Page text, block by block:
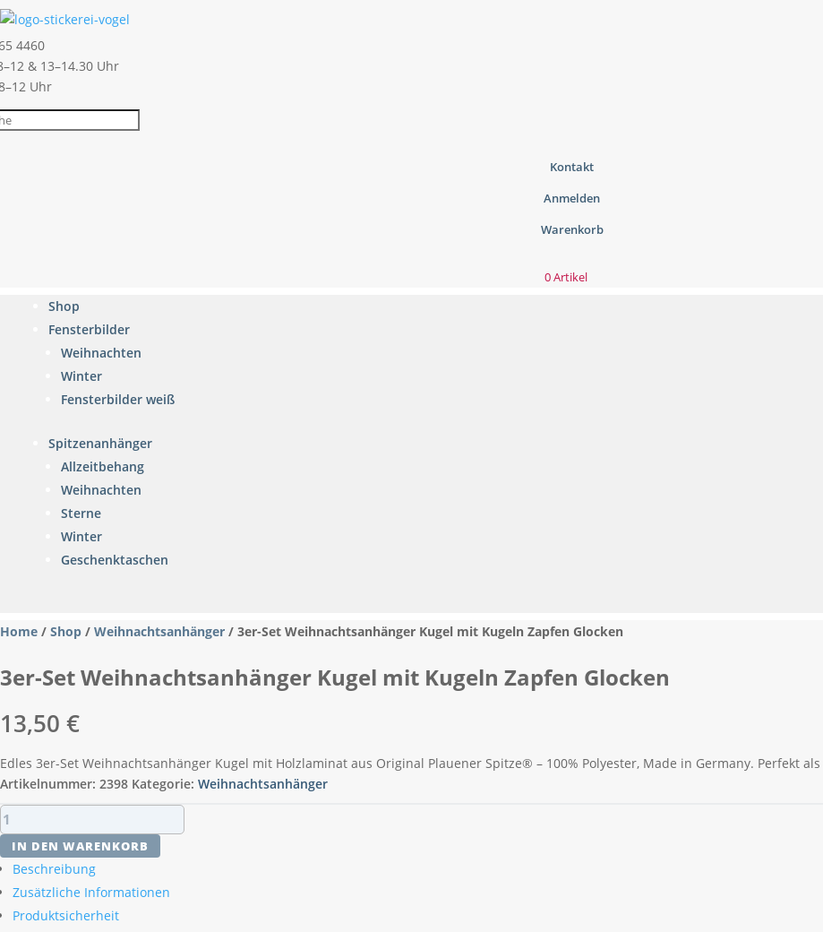
4460
& 13–14.30 Uhr
Uhr
Kontakt
Anmelden
Warenkorb
0 Artikel
Shop
Fensterbilder
Weihnachten
Winter
Fensterbilder weiß
Spitzenanhänger
Allzeitbehang
Weihnachten
Sterne
Winter
Geschenktaschen
Home / Shop / Weihnachtsanhänger / 3er-Set Weihnachtsanhänger Kugel mit Kugeln Zapfen Glocken
3er-Set Weihnachtsanhänger Kugel mit Kugeln Zapfen Glocken
13,50 €
Edles 3er-Set Weihnachtsanhänger Kugel mit Holzlaminat aus Original Plauener Spitze® – 100% Polyester, Made in Germany. Perfekt
Artikelnummer: 2398 Kategorie: Weihnachtsanhänger
3er-
Set
Weihnachtsanhänger
Kugel
mit
Kugeln
IN DEN WARENKORB
Beschreibung
Zusätzliche Informationen
Produktsicherheit